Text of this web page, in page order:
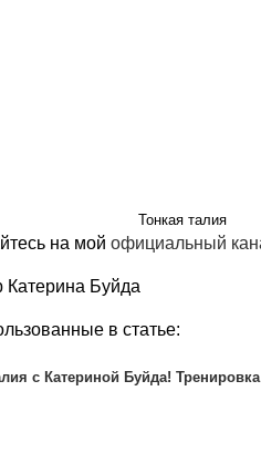
Тонкая талия
на мой официальный
Катерина Буйда
в статье:
с Катериной Буйда!